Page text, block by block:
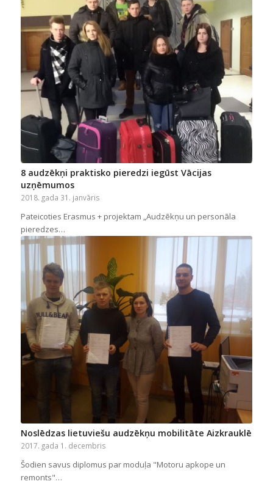
8 audzēkņi praktisko pieredzi iegūst Vācijas
uzņēmumos
2018. gada 31. janvāris
Pateicoties Erasmus + projektam „Audzēkņu un personāla
pieredzes…
Noslēdzas lietuviešu audzēkņu mobilitāte Aizkrauklē
2017. gada 1. decembris
Šodien savus diplomus par moduļa "Motoru apkope un
remonts"…